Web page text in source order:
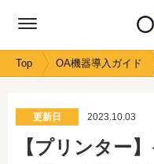
Top OA機器導入ガイド
更新日 2023.10.03
【プリンター